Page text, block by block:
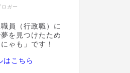
ロガー
員（行政職）に
を見つけたため
ゃも」です！
こちら